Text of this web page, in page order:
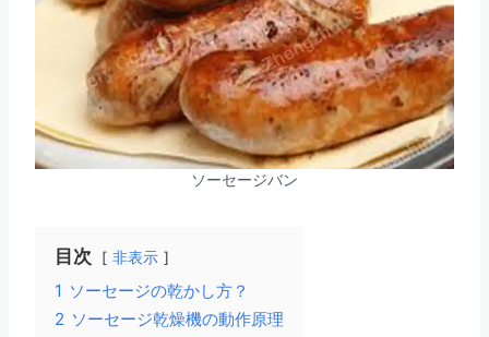
ソーセージバン
目次 非表示
1 ソーセージの乾かし方？
2 ソーセージ乾燥機の動作原理